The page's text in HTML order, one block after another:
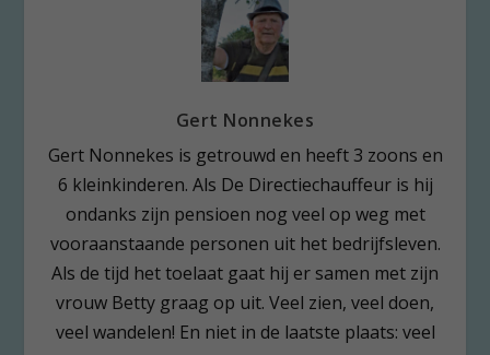
Gert Nonnekes
Gert Nonnekes is getrouwd en heeft 3 zoons en
6 kleinkinderen. Als De Directiechauffeur is hij
ondanks zijn pensioen nog veel op weg met
vooraanstaande personen uit het bedrijfsleven.
Als de tijd het toelaat gaat hij er samen met zijn
vrouw Betty graag op uit. Veel zien, veel doen,
veel wandelen! En niet in de laatste plaats: veel